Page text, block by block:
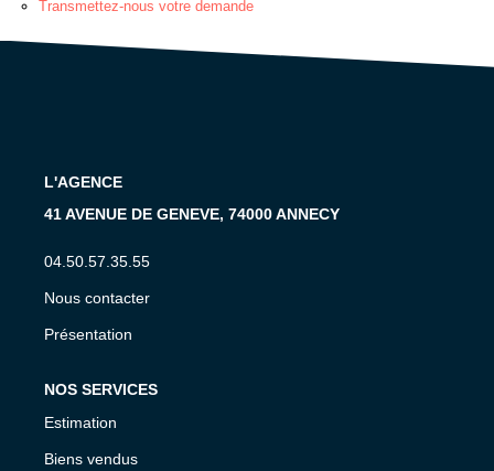
L'équipe
Transmettez-nous votre demande
L'AGENCE
41 AVENUE DE GENEVE, 74000 ANNECY
04.50.57.35.55
Nous contacter
Présentation
NOS SERVICES
Estimation
Biens vendus